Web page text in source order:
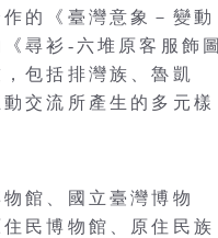
的《臺灣意象－變動
尋衫-六堆原客服飾圖
包括排灣族、魯凱
交流所產生的多元樣
館、國立臺灣博物
民博物館、原住民族